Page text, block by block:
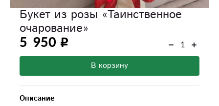
Букет из розы «Таинственное
очарование»
5 950
В корзину
Описание